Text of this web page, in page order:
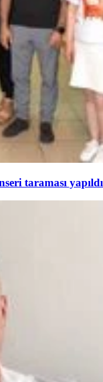
taraması yapıldı